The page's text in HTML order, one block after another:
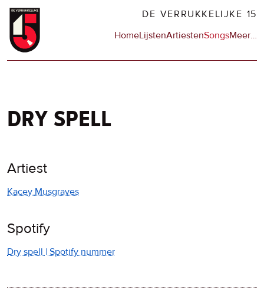
Overslaan
naar
DE VERRUKKELIJKE 15
Hoofdnavigatie
HomeLijstenArtiestenSongsMeerop
…
dry spell
Artiest
Kacey Musgraves
Spotify
Dry spell | Spotify nummer